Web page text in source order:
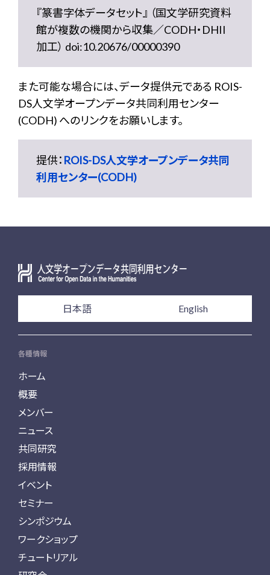
『篆書字体データセット』 （国文学研究資料
館が複数の機関から収集／CODH・DHII
加工） doi:10.20676/00000390
また可能な場合には、データ提供元である ROIS-
DS人文学オープンデータ共同利用センター
(CODH) へのリンクをお願いします。
提供： ROIS-DS人文学オープンデータ共同
利用センター(CODH)
日本語 English
各種情報
ホーム
概要
メンバー
ニュース
共同研究
採用情報
イベント
セミナー
シンポジウム
ワークショップ
チュートリアル